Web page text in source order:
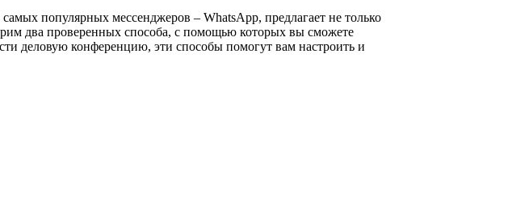
популярных мессенджеров – WhatsApp, предлагает не только
два проверенных способа, с помощью которых вы сможете
деловую конференцию, эти способы помогут вам настроить и